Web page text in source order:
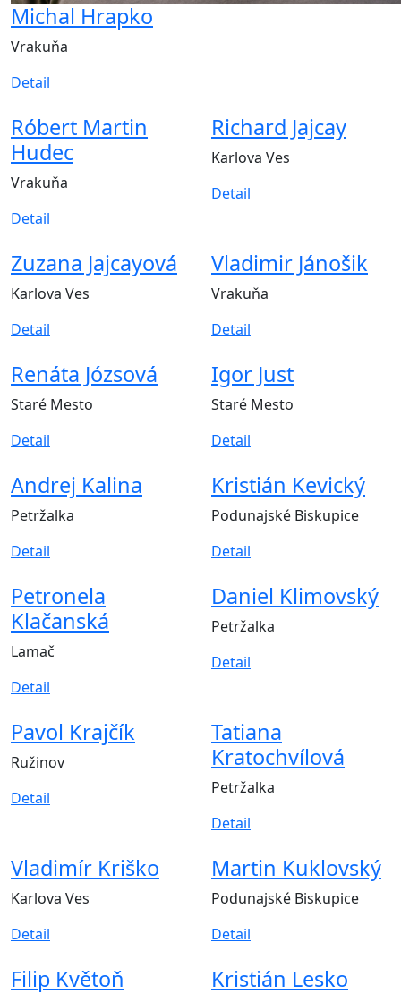
Michal Hrapko
Vrakuňa
Detail
Róbert Martin
Hudec
Vrakuňa
Detail
Richard Jajcay
Karlova Ves
Detail
Zuzana Jajcayová
Karlova Ves
Detail
Vladimir Jánošik
Vrakuňa
Detail
Renáta Józsová
Staré Mesto
Detail
Igor Just
Staré Mesto
Detail
Andrej Kalina
Petržalka
Detail
Kristián Kevický
Podunajské Biskupice
Detail
Petronela
Klačanská
Lamač
Detail
Daniel Klimovský
Petržalka
Detail
Pavol Krajčík
Ružinov
Detail
Tatiana
Kratochvílová
Petržalka
Detail
Vladimír Kriško
Karlova Ves
Detail
Martin Kuklovský
Podunajské Biskupice
Detail
Filip Květoň Kristián Lesko